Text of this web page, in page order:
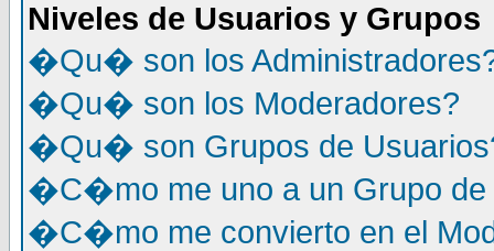
Niveles de Usuarios y Grupos
�Qu� son los
�Qu� son los Moderadores?
�Qu� son Grupos de
�C�mo me uno a un Grupo de
�C�mo me convierto en el